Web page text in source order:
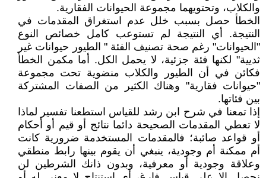
والكلاب، وتحتويهما مجموعة الحيوانات الفقارية.
الخطأ حصل بسبب خلل عدم استغراق المقدمات في
النتيجة. أي النتيجة لم تستوعب كامل خصائص النوع
"الحيوانات" رغم صحة تصنيف الفئة " الطيور حيوانات غير
ثديية" لكنها فئة جزئية، لا يحمل الكل. أما مكمن الخطأ
فكائن في أن الطيور والكلاب منضوية تحت مجموعة
"حيوانات فقارية" وهناك الكثير من الصفات المشتركة
بين فئاتها.
إذا تمعنا في شرح ابن رشد للقياس استطعنا تفسير لماذا
لا تعطي المقدمات الصحيحة دائما نتائج أو قيم أو أحكام
أو قواعد صائبة؛ فالمقدمات المستخدمة ضرورية كانت
أم ممكنة أم وجودية، ينبغي أن يقوم بينها رابط منطقي
وعلاقة وجودية أو معرفية، وبدون ذانك الشرطين لن